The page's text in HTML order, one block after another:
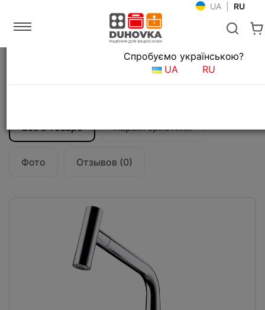
UA RU
Мойки и смесители Смесители для кухни
Смеситель кухонный Franke Icon
Все о товаре Характеристики
Фото Отзывов (0)
Язык магазина
Спробуємо українською?
UA
RU